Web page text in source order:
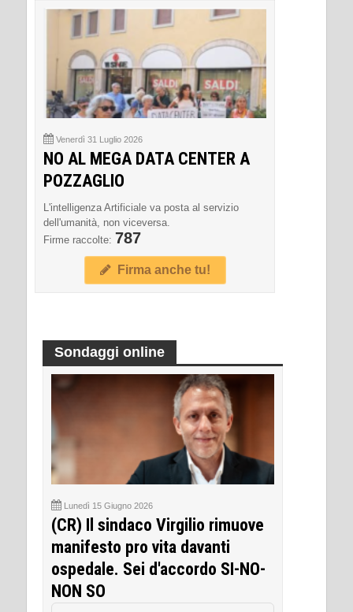
Venerdì 31 Luglio 2026
NO AL MEGA DATA CENTER A
POZZAGLIO
L'intelligenza Artificiale va posta al servizio
dell'umanità, non viceversa.
Firme raccolte: 787
Firma anche tu!
Sondaggi online
Lunedì 15 Giugno 2026
(CR) Il sindaco Virgilio rimuove
manifesto pro vita davanti
ospedale. Sei d'accordo SI-NO-
NON SO